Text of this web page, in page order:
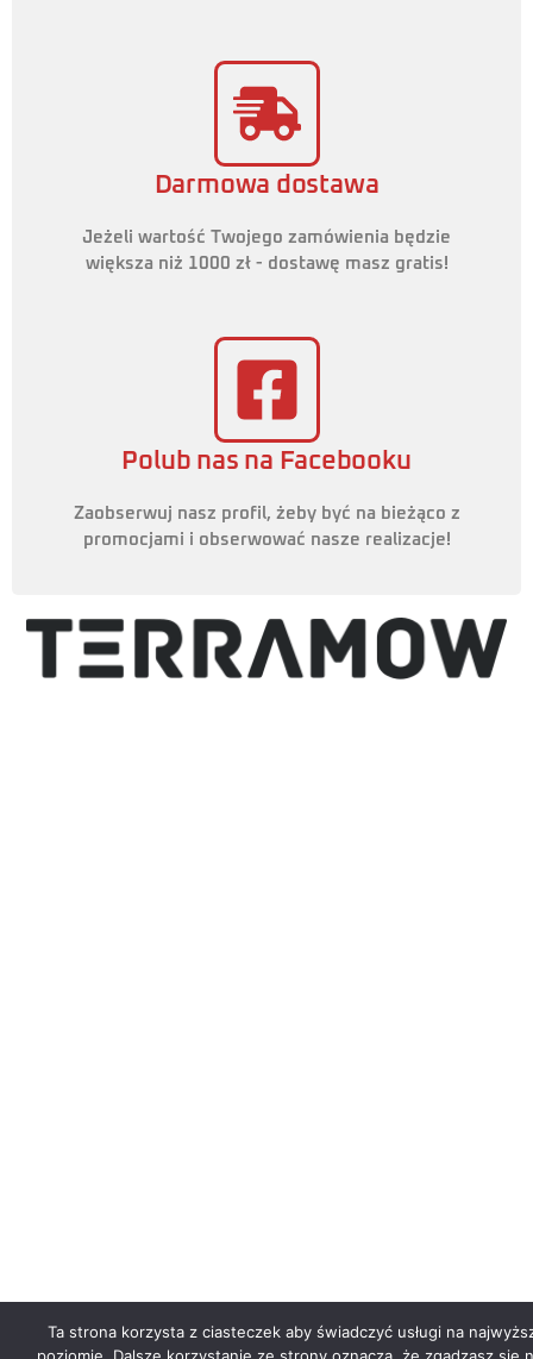
Darmowa dostawa
Jeżeli wartość Twojego zamówienia będzie
większa niż 1000 zł - dostawę masz gratis!
Polub nas na Facebooku
Zaobserwuj nasz profil, żeby być na bieżąco z
promocjami i obserwować nasze realizacje!
Ta strona korzysta z ciasteczek aby świadczyć usługi na